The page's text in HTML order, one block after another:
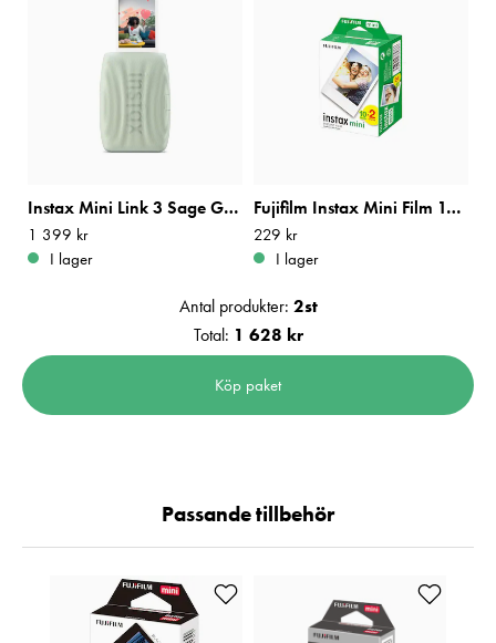
Instax Mini Link 3 Sage Green
Pris:1 399 kr
1 399 kr
I lager
Fujifilm Instax Mini Film 10x2
Pris: 229 kr
229 kr
I lager
Antal produkter: 2st
Total: 1 628 kr
Köp paket
Passande tillbehör